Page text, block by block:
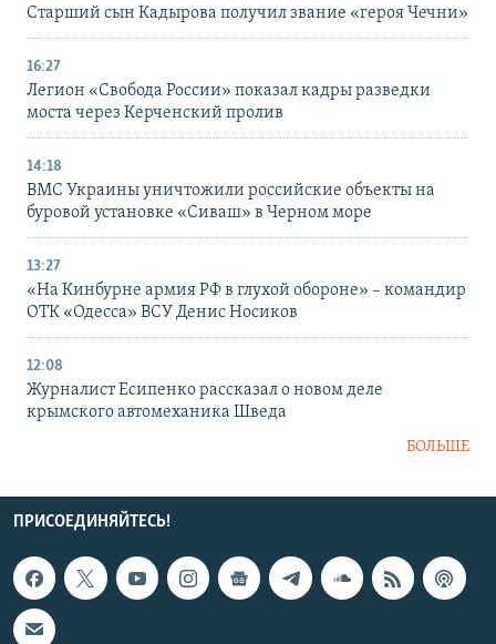
Старший сын Кадырова получил звание «героя Чечни»
16:27
Легион «Свобода России» показал кадры разведки
моста через Керченский пролив
14:18
ВМС Украины уничтожили российские объекты на
буровой установке «Сиваш» в Черном море
13:27
«На Кинбурне армия РФ в глухой обороне» – командир
ОТК «Одесса» ВСУ Денис Носиков
12:08
Журналист Есипенко рассказал о новом деле
крымского автомеханика Шведа
БОЛЬШЕ
ПРИСОЕДИНЯЙТЕСЬ!